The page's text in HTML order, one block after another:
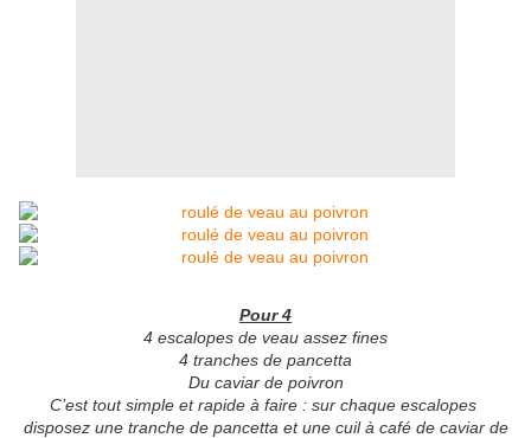
Pour 4
4 escalopes de veau assez fines
4 tranches de pancetta
Du caviar de poivron
C’est tout simple et rapide à faire : sur chaque escalopes
disposez une tranche de pancetta et une cuil à café de caviar de